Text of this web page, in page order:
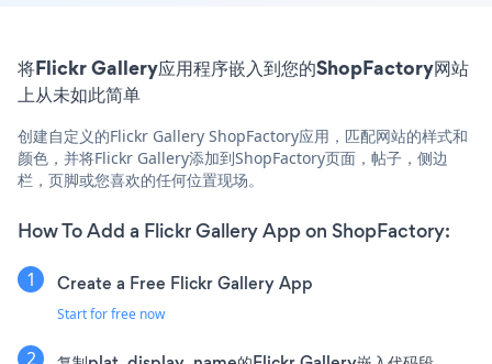
将Flickr Gallery应用程序嵌入到您的ShopFactory网站
上从未如此简单
创建自定义的Flickr Gallery ShopFactory应用，匹配网站的样式和
颜色，并将Flickr Gallery添加到ShopFactory页面，帖子，侧边
栏，页脚或您喜欢的任何位置现场。
How To Add a Flickr Gallery App on ShopFactory:
Create a Free Flickr Gallery App
Start for free now